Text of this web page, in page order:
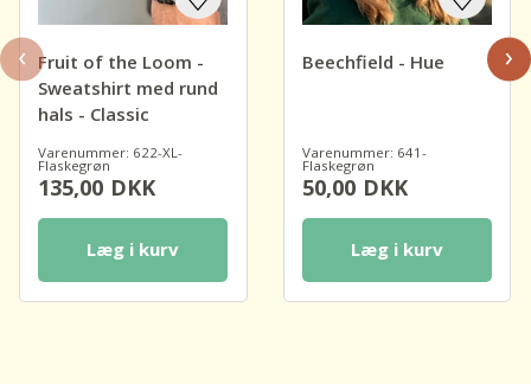
Fruit of the Loom -
Sweatshirt med rund
hals - Classic
Varenummer: 622-XL-
Flaskegrøn
135,00DKK
Læg i kurv
Beechfield - Hue
Varenummer: 641-
Flaskegrøn
50,00DKK
Læg i kurv
‹ ›